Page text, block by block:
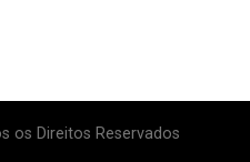
os Direitos Reservados